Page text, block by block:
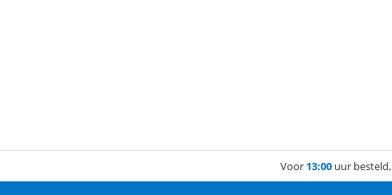
Voor 13:00 uur besteld,